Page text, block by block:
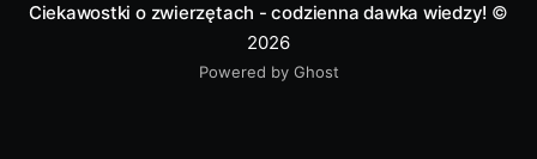
Ciekawostki o zwierzętach - codzienna dawka wiedzy! ©
2026
Powered by Ghost